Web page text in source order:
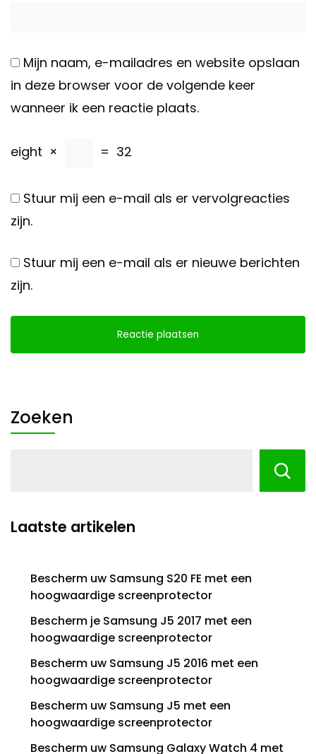
Mijn naam, e-mailadres en website opslaan
in deze browser voor de volgende keer
wanneer ik een reactie plaats.
eight × = 32
Stuur mij een e-mail als er vervolgreacties
zijn.
Stuur mij een e-mail als er nieuwe berichten
zijn.
Zoeken
Laatste artikelen
Bescherm uw Samsung S20 FE met een
hoogwaardige screenprotector
Bescherm je Samsung J5 2017 met een
hoogwaardige screenprotector
Bescherm uw Samsung J5 2016 met een
hoogwaardige screenprotector
Bescherm uw Samsung J5 met een
hoogwaardige screenprotector
Bescherm uw Samsung Galaxy Watch 4 met